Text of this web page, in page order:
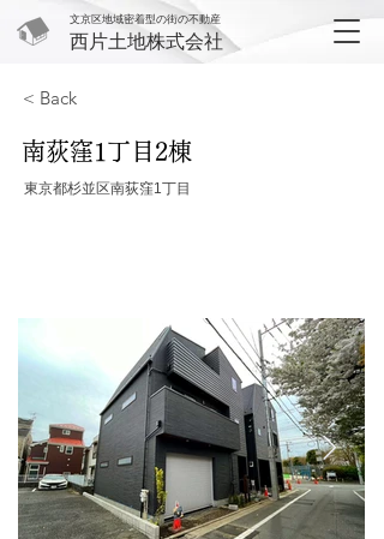
文京区地域密着型の街の不動産
西片土地株式会社
< Back
南荻窪1丁目2棟
東京都杉並区南荻窪1丁目